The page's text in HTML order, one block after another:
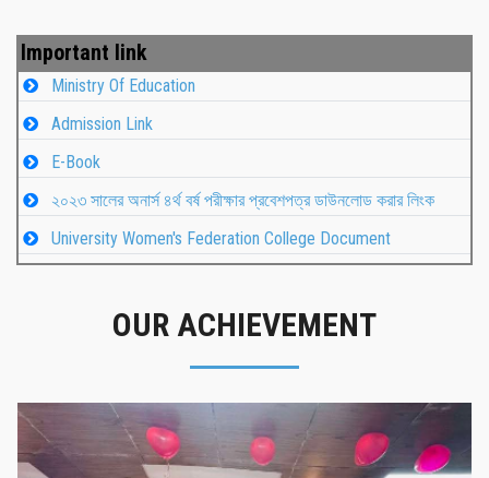
Important link
Ministry Of Education
Admission Link
E-Book
২০২৩ সালের অনার্স ৪র্থ বর্ষ পরীক্ষার প্রবেশপত্র ডাউনলোড করার লিংক
University Women's Federation College Document
OUR ACHIEVEMENT